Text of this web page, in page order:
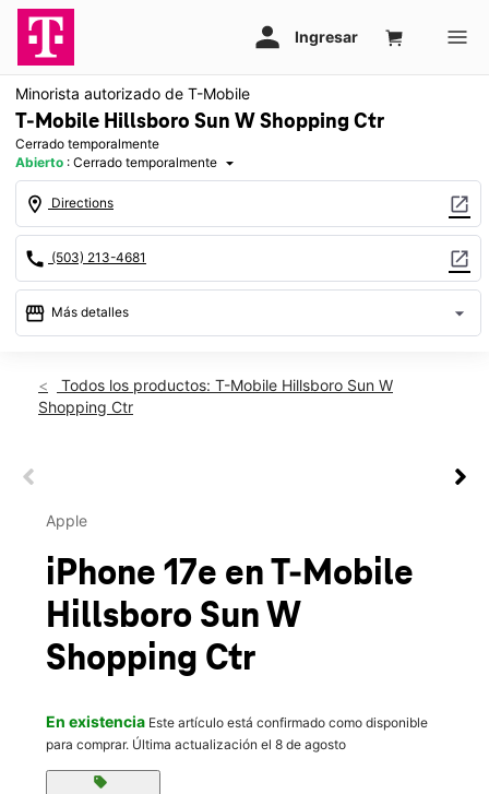
Minorista autorizado de T-Mobile
T-Mobile Hillsboro Sun W Shopping Ctr
Cerrado temporalmente
Abierto : Cerrado temporalmente arrow_drop_down
location_on Directions open_in_new
call (503) 213-4681 open_in_new
storefront Más detalles arrow_drop_down
access_time
Dom.: cerrado temporalmente
Dom.: Cerrado temporalmente
Vie.:
location_on
1300 SW Oak Street Suite A-1 Hillsboro, OR 97123
Esta tienda está cerrada temporalmente. Estaremos
encantados de atenderte en una tienda cercana y
volveremos a estar a tu servicio en este lugar pronto.
Todos los productos: T-Mobile Hillsboro Sun W
Shopping Ctr
This carousel shows one large product image at a time. Use
Apple
iPhone 17e en T-Mobile
Hillsboro Sun W
Shopping Ctr
En existencia Este artículo está confirmado como disponible
para comprar. Última actualización el 8 de agosto
sell